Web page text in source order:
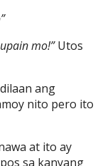
mo!”Utos
ang
nito pero ito
at ito ay
sa kanyang